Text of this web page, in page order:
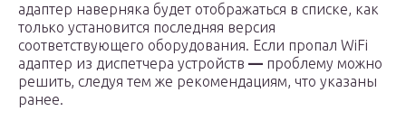
адаптер наверняка будет отображаться в списке, как
только установится последняя версия
соответствующего оборудования. Если пропал WiFi
адаптер из диспетчера устройств — проблему можно
решить, следуя тем же рекомендациям, что указаны
ранее.